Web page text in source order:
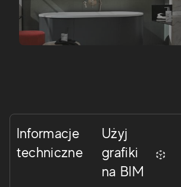
Informacje
techniczne
Użyj
grafiki
na BIM